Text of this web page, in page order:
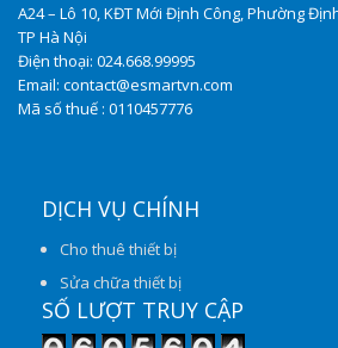
A24 – Lô 10, KĐT Mới Định Công, Phường
TP Hà Nội
Điện thoại: 024.668.99995
Email: contact@esmartvn.com
Mã số thuế : 0110457776
DỊCH VỤ CHÍNH
Cho thuê thiết bị
Sửa chữa thiết bị
SỐ LƯỢT TRUY CẬP